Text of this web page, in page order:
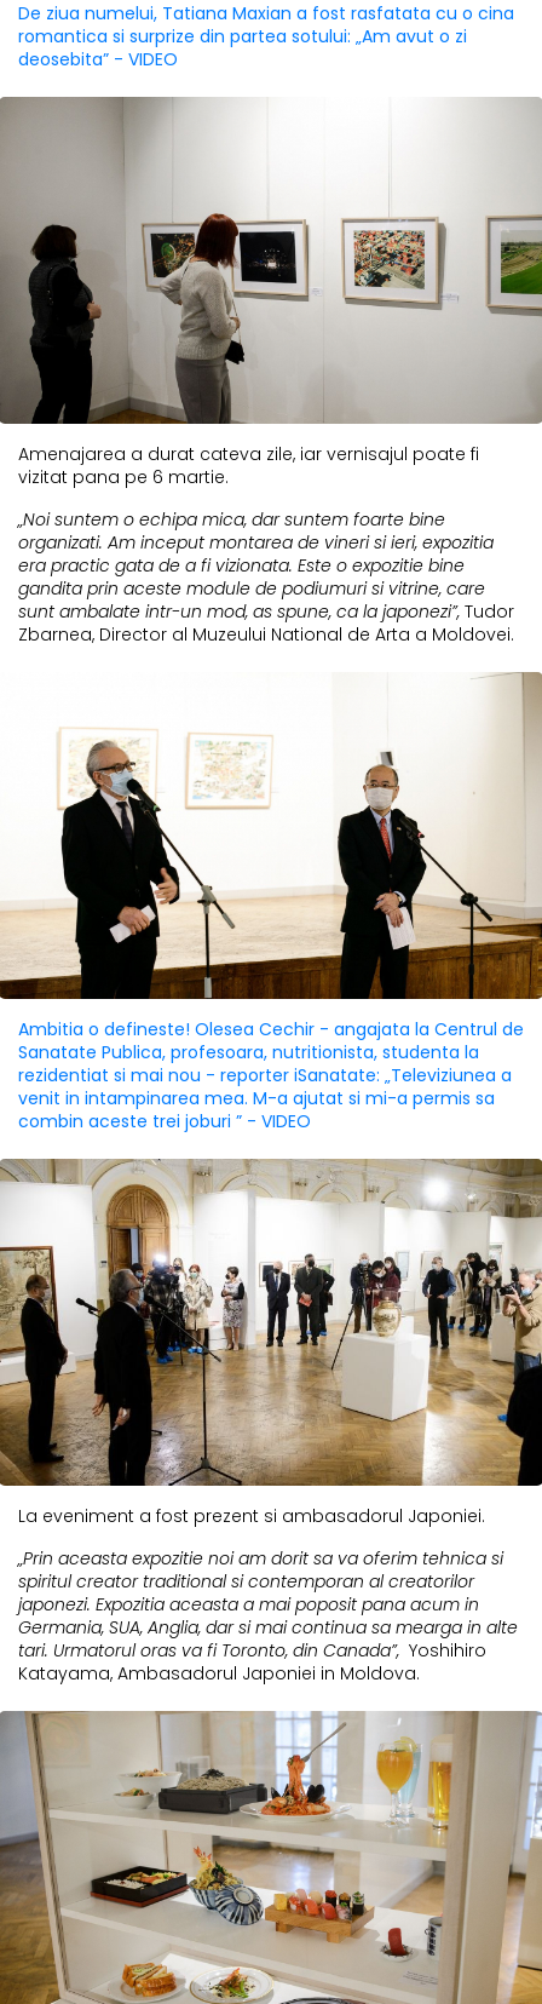
De ziua numelui, Tatiana Maxian a fost rasfatata cu o cina
romantica si surprize din partea sotului: „Am avut o zi
deosebita” - VIDEO
Amenajarea a durat cateva zile, iar vernisajul poate fi
vizitat pana pe 6 martie.
„Noi suntem o echipa mica, dar suntem foarte bine
organizati. Am inceput montarea de vineri si ieri, expozitia
era practic gata de a fi vizionata. Este o expozitie bine
gandita prin aceste module de podiumuri si vitrine, care
sunt ambalate intr-un mod, as spune, ca la japonezi”, Tudor
Zbarnea, Director al Muzeului National de Arta a Moldovei.
Ambitia o defineste! Olesea Cechir - angajata la Centrul de
Sanatate Publica, profesoara, nutritionista, studenta la
rezidentiat si mai nou - reporter iSanatate: „Televiziunea a
venit in intampinarea mea. M-a ajutat si mi-a permis sa
combin aceste trei joburi ” - VIDEO
La eveniment a fost prezent si ambasadorul Japoniei.
„Prin aceasta expozitie noi am dorit sa va oferim tehnica si
spiritul creator traditional si contemporan al creatorilor
japonezi. Expozitia aceasta a mai poposit pana acum in
Germania, SUA, Anglia, dar si mai continua sa mearga in alte
tari. Urmatorul oras va fi Toronto, din Canada”, Yoshihiro
Katayama, Ambasadorul Japoniei in Moldova.